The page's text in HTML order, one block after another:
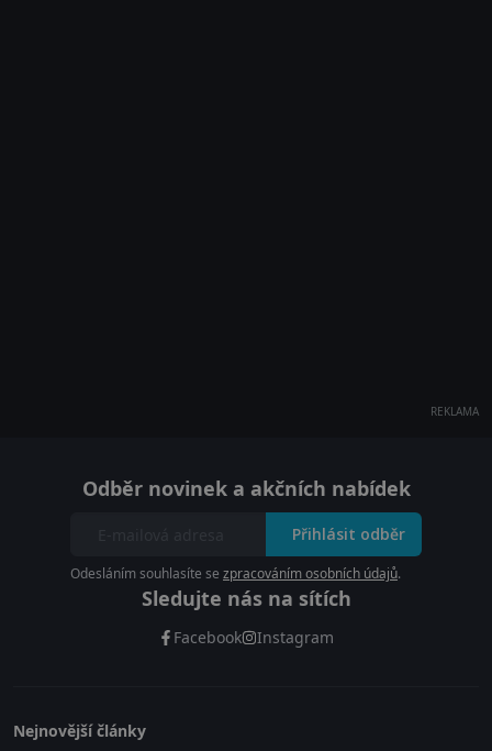
REKLAMA
Odběr novinek a akčních nabídek
Přihlásit odběr
Odesláním souhlasíte se zpracováním osobních údajů.
Sledujte nás na sítích
Facebook Instagram
Nejnovější články